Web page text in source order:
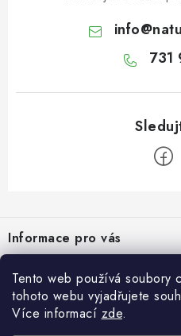
Tento web používá soubory
tohoto webu vyjadřujete
Více informací zde.
MOŘSKÉ PLODY
SÝRY A SÝROVÉ SPECIALITY
OLIVY A OLEJE
info@
731
p
a
Informace pro vás
Obchodní podmínky
O nás
Naše projekty
Novinky